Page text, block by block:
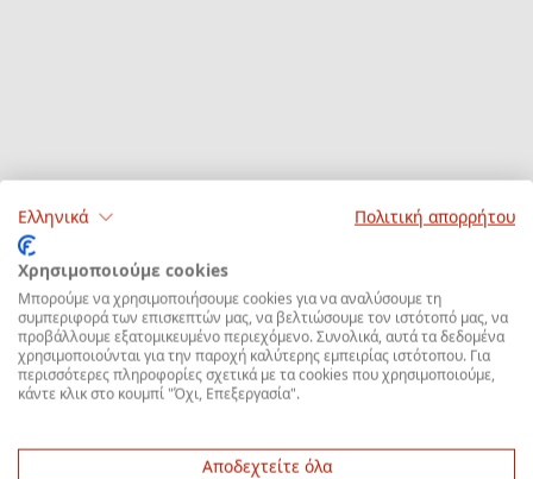
Ελληνικά Πολιτική απορρήτου
Χρησιμοποιούμε cookies
Μπορούμε να χρησιμοποιήσουμε cookies για να αναλύσουμε τη
συμπεριφορά των επισκεπτών μας, να βελτιώσουμε τον ιστότοπό μας, να
προβάλλουμε εξατομικευμένο περιεχόμενο. Συνολικά, αυτά τα δεδομένα
χρησιμοποιούνται για την παροχή καλύτερης εμπειρίας ιστότοπου. Για
περισσότερες πληροφορίες σχετικά με τα cookies που χρησιμοποιούμε,
κάντε κλικ στο κουμπί "Όχι, Επεξεργασία".
Αποδεχτείτε όλα